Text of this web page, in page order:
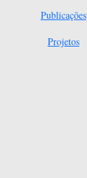
Publicações
Projetos